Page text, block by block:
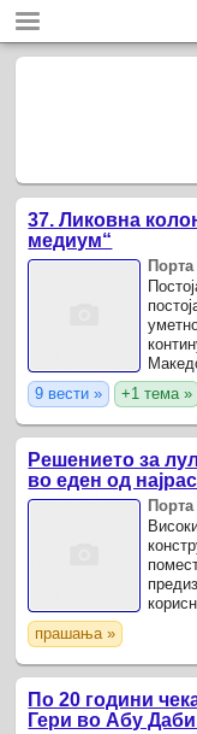
37. Ликовна
медиум“
Порта
9 вести » +1 тема »
Решението за
во еден од
Порта
прашања »
По 20 години
Гери во Абу